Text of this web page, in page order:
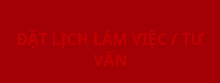
ĐẶT LỊCH LÀM VIỆC / TƯ
VẤN